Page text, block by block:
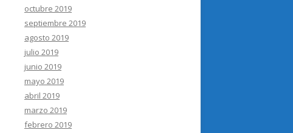
octubre 2019
septiembre 2019
agosto 2019
julio 2019
junio 2019
mayo 2019
abril 2019
marzo 2019
febrero 2019